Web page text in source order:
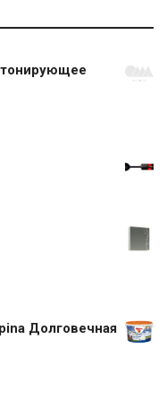
Долговечная